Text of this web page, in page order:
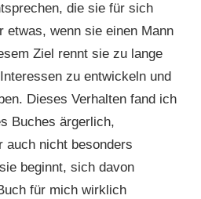
die sie für sich
etwas, wenn sie einen Mann
Ziel rennt sie zu lange
zu entwickeln und
Dieses Verhalten fand ich
Buches ärgerlich,
auch nicht besonders
beginnt, sich davon
für mich wirklich